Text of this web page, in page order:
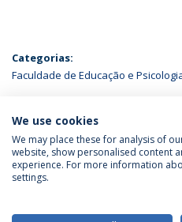
Categorias:
Faculdade de Educação e
ÚLTIMAS NOTÍCIAS
Política de Privacidade
We use cookies
We may place these for analysis of
website, show personalised content
experience. For more information
settings.